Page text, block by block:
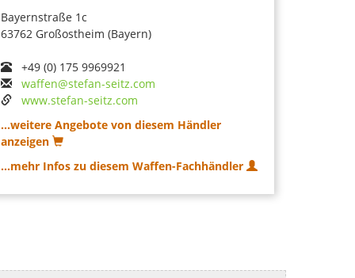
Bayernstraße 1c
63762 Großostheim (Bayern)
+49 (0) 175 9969921
waffen@stefan-seitz.com
www.stefan-seitz.com
...weitere Angebote von diesem Händler
anzeigen
...mehr Infos zu diesem Waffen-Fachhändler